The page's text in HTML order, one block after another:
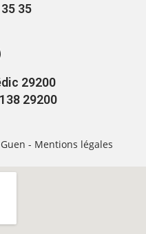
35
29200
29200
- Mentions légales